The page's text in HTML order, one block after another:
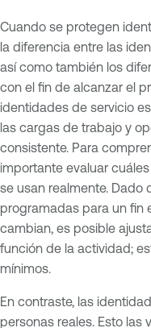
Cuando se protegen
la diferencia entre las
así como también los
con el fin de alcanzar el
identidades de servicio
las cargas de trabajo y
consistente. Para
importante evaluar
se usan realmente. Dado
programadas para un fin
cambian, es posible
función de la actividad;
mínimos.
En contraste, las
personas reales. Esto las